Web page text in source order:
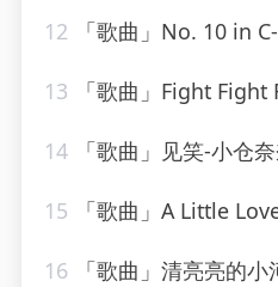
12 「歌曲」No. 10 in C-Sharp
13 「歌曲」Fight
14 「歌曲」见笑-小仓
15 「歌曲」A Little
16 「歌曲」清亮亮的